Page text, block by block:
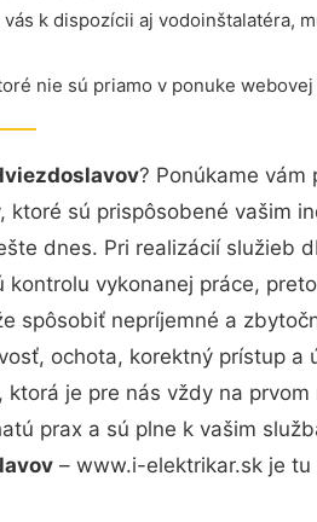
k dispozícii aj vodoinštalatéra,
nie sú priamo v ponuke webovej
? Ponúkame vám
sú prispôsobené vašim
dnes. Pri realizácií služieb
vykonanej práce,
spôsobiť nepríjemné a
ochota, korektný prístup a
je pre nás vždy na prvom
prax a sú plne k vašim
– www.i-elektrikar.sk je tu